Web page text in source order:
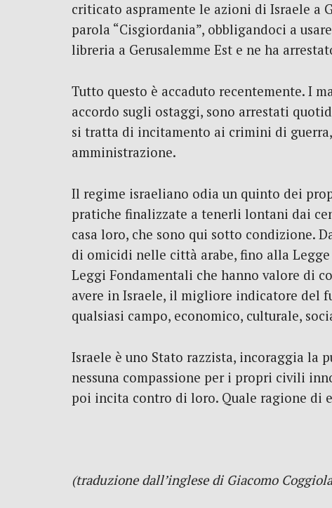
criticato aspramente le azioni di Israele a
parola “Cisgiordania”, obbligandoci a
libreria a Gerusalemme Est e ne ha
Tutto questo è accaduto recentemente. I
accordo sugli ostaggi, sono arrestati
si tratta di incitamento ai crimini di
amministrazione.
Il regime israeliano odia un quinto dei
pratiche finalizzate a tenerli lontani dai
casa loro, che sono qui sotto condizione.
di omicidi nelle città arabe, fino alla
Leggi Fondamentali che hanno valore di
avere in Israele, il migliore indicatore del
qualsiasi campo, economico, culturale,
Israele è uno Stato razzista, incoraggia la
nessuna compassione per i propri civili
poi incita contro di loro. Quale ragione di
(traduzione dall’inglese di Giacomo